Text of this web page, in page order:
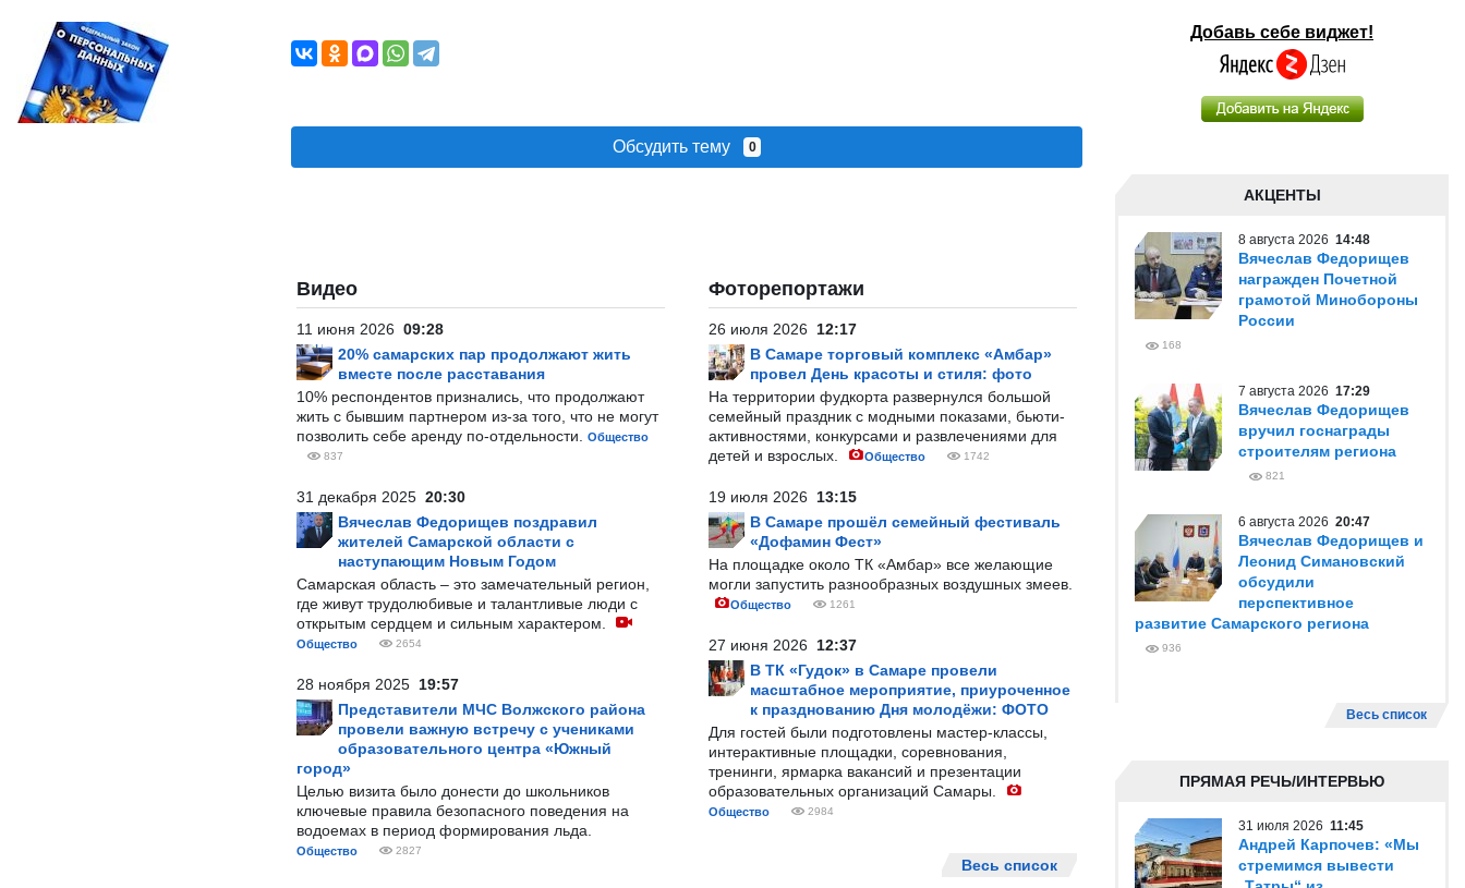
Обсудить тему 0
Видео
11 июня 2026 09:28
20% самарских пар продолжают жить
вместе после расставания
10% респондентов признались, что продолжают
жить с бывшим партнером из-за того, что не могут
позволить себе аренду по-отдельности.
Общество
837
31 декабря 2025 20:30
Вячеслав Федорищев поздравил
жителей Самарской области с
наступающим Новым Годом
Самарская область – это замечательный регион,
где живут трудолюбивые и талантливые люди с
открытым сердцем и сильным характером.
Общество 2654
28 ноября 2025 19:57
Представители МЧС Волжского района
провели важную встречу с учениками
образовательного центра «Южный
город»
Целью визита было донести до школьников
ключевые правила безопасного поведения на
водоемах в период формирования льда.
Общество 2827
Фоторепортажи
26 июля 2026 12:17
В Самаре торговый комплекс «Амбар»
провел День красоты и стиля: фото
На территории фудкорта развернулся большой
семейный праздник с модными показами, бьюти-
активностями, конкурсами и развлечениями для
детей и взрослых.
Общество 1742
19 июля 2026 13:15
В Самаре прошёл семейный фестиваль
«Дофамин Фест»
На площадке около ТК «Амбар» все желающие
могли запустить разнообразных воздушных змеев.
Общество 1261
27 июня 2026 12:37
В ТК «Гудок» в Самаре провели
масштабное мероприятие, приуроченное
к празднованию Дня молодёжи: ФОТО
Для гостей были подготовлены мастер-классы,
интерактивные площадки, соревнования,
тренинги, ярмарка вакансий и презентации
образовательных организаций Самары.
Общество 2984
Весь список
Добавь себе виджет!
АКЦЕНТЫ
8 августа 2026 14:48
Вячеслав Федорищев
награжден Почетной
грамотой Минобороны
России
168
7 августа 2026 17:29
Вячеслав Федорищев
вручил госнаграды
строителям региона
821
6 августа 2026 20:47
Вячеслав Федорищев и
Леонид Симановский
обсудили
перспективное
развитие Самарского региона
936
Весь список
ПРЯМАЯ РЕЧЬ/ИНТЕРВЬЮ
31 июля 2026 11:45
Андрей Карпочев: «Мы
стремимся вывести